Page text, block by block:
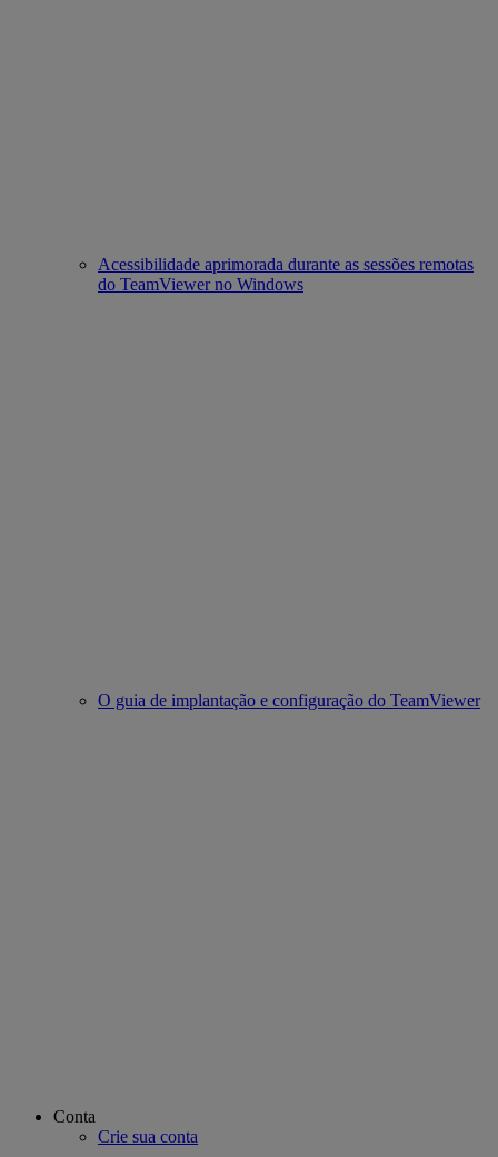
Acessibilidade aprimorada durante as sessões remotas
do TeamViewer no Windows
O guia de implantação e configuração do TeamViewer
Conta
Crie sua conta